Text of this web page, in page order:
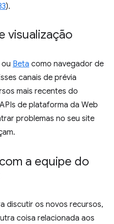
).
visualização
ou Beta como navegador de
canais de prévia
mais recentes do
de plataforma da Web
problemas no seu site
a equipe do
discutir os novos recursos,
coisa relacionada aos